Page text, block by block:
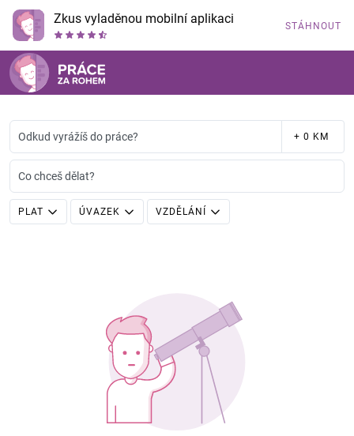
Zkus vyladěnou mobilní aplikaci STÁHNOUT
Odkud vyrážíš do práce? + 0 KM
Co chceš dělat?
PLAT ÚVAZEK VZDĚLÁNÍ